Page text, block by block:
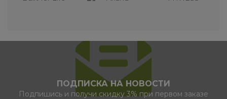
ПОДПИСКА НА НОВОСТИ
Подпишись и получи скидку 3% при первом заказе